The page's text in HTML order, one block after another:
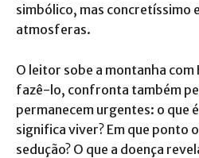
simbólico, mas concretíssimo
atmosferas.
O leitor sobe a montanha com
fazê-lo, confronta também
permanecem urgentes: o que
significa viver? Em que ponto
sedução? O que a doença